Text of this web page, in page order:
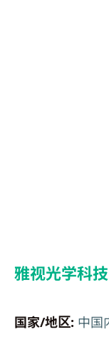
雅视光学科
国家/地区: 中国